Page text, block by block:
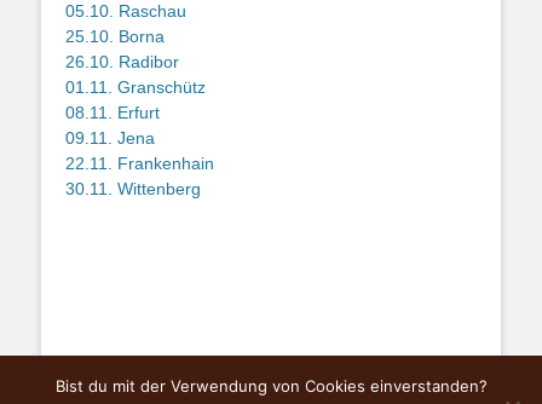
05.10. Raschau
25.10. Borna
26.10. Radibor
01.11. Granschütz
08.11. Erfurt
09.11. Jena
22.11. Frankenhain
30.11. Wittenberg
Copyright © Mitteldeutsche Querfeldeinserie
Bist du mit der Verwendung von Cookies einverstanden?